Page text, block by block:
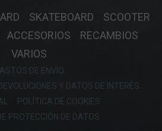
SKATEBOARD
SCOOTER
ACCESORIOS
RECAMBIOS
VARIOS
DE ENVIO
Y DATOS DE INTERÉS
POLÍTICA DE COOKIES
PROTECCIÓN DE DATOS